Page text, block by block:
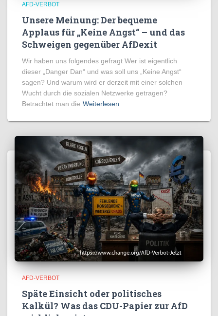
AFD-VERBOT
Unsere Meinung: Der bequeme
Applaus für „Keine Angst“ – und das
Schweigen gegenüber AfDexit
Wir haben uns folgendes gefragt Wer ist eigentlich
dieser „Danger Dan“ und was soll uns „Keine Angst“
sagen? Und warum wird er derzeit mit einer solchen
Wucht durch die sozialen Netzwerke getragen?
Betrachtet man die Weiterlesen
AFD-VERBOT
Späte Einsicht oder politisches
Kalkül? Was das CDU-Papier zur AfD